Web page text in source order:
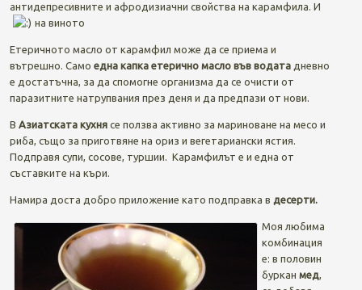
антидепресивните и афродизиачни свойства на карамфила. И
на виното
Етеричното масло от карамфил може да се приема и
вътрешно. Само една капка етерично масло във водатадневно
е достатъчна, за да спомогне организма да се очисти от
паразитните натрупвания през деня и да предпази от нови.
В Азиатската кухнясе ползва активно за мариноване на месо и
риба, също за приготвяне на ориз и вегетариански ястия.
Подправя супи, сосове, туршии. Карамфилът е и една от
съставките на къри.
Намира доста добро приложение като подправка в десерти.
Моя любима
комбинация
е: в половин
буркан мед